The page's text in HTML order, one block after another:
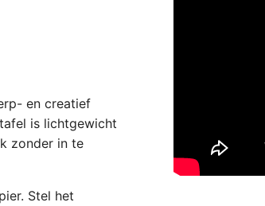
en creatief
is lichtgewicht
zonder in te
Stel het